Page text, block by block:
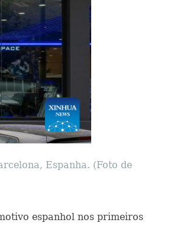
​​Espanha. (Foto de
espanhol nos primeiros